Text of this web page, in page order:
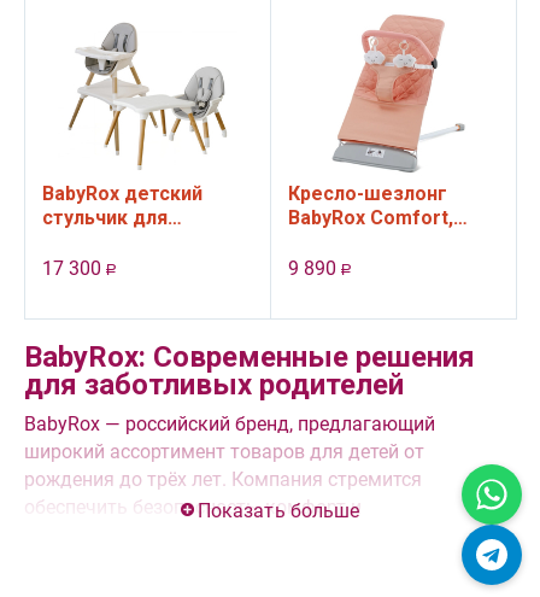
BabyRox детский
стульчик для
белый с серым
17 300 Р
Кресло-шезлонг
BabyRox Comfort,
игрушкой
9 890 Р
BabyRox: Современные решения
для заботливых родителей
BabyRox — российский бренд, предлагающий
широкий ассортимент товаров для детей от
рождения до трёх лет. Компания стремится
обеспечить безопасность, комфорт и
повседневную жизнь родителей проще и приятнее.
Показать больше